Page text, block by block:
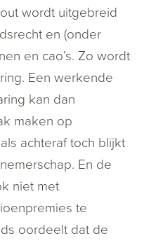
wordt uitgebreid
en (onder
en cao’s. Zo wordt
Een werkende
kan dan
maken op
achteraf toch blijkt
En de
niet met
te
oordeelt dat de